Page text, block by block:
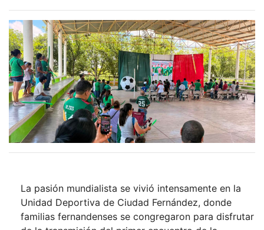
La pasión mundialista se vivió intensamente en la
Unidad Deportiva de Ciudad Fernández, donde
familias fernandenses se congregaron para disfrutar